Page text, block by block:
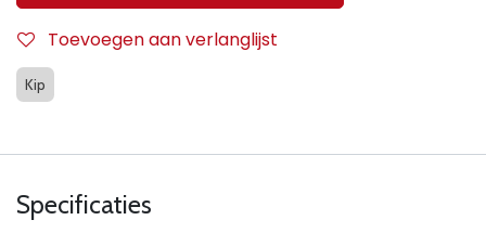
Toevoegen aan verlanglijst
Kip
Specificaties